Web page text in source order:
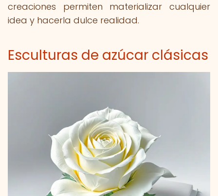
creaciones permiten materializar cualquier
idea y hacerla dulce realidad.
Esculturas de azúcar clásicas